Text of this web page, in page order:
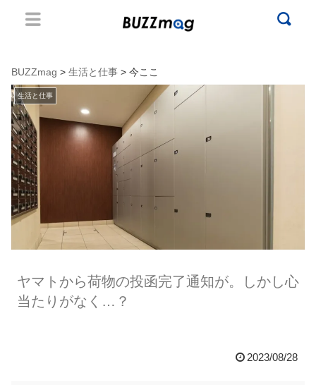
BUZZmag > 生活と仕事 > 今ここ
生活と仕事
ヤマトから荷物の投函完了通知が。しかし心
当たりがなく…？
2023/08/28